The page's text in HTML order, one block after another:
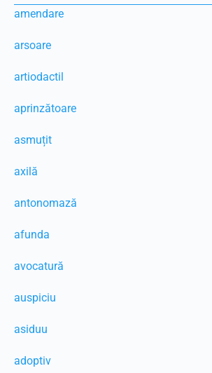
amendare
arsoare
artiodactil
aprinzătoare
asmuțit
axilă
antonomază
afunda
avocatură
auspiciu
asiduu
adoptiv